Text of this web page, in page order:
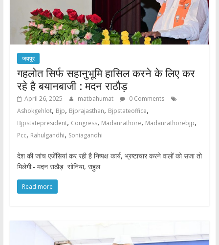
जयपुर
गहलोत सिर्फ सहानुभूमि हासिल करने के लिए कर
रहे है बयानबाजी : मदन राठौड़
April 26, 2025 matbahumat
0 Comments
Ashokgehlot, Bjp, Bjprajasthan, Bjpstateoffice,
Bjpstatepresident, Congress, Madanrathore, Madanrathorebjp,
Pcc, Rahulgandhi, Soniagandhi
देश की जांच एजेंसियां कर रही है निष्पक्ष कार्य, भ्रष्टाचार करने वालों को सजा तो
मिलेगी:- मदन राठौड़ सोनिया, राहुल
Read more